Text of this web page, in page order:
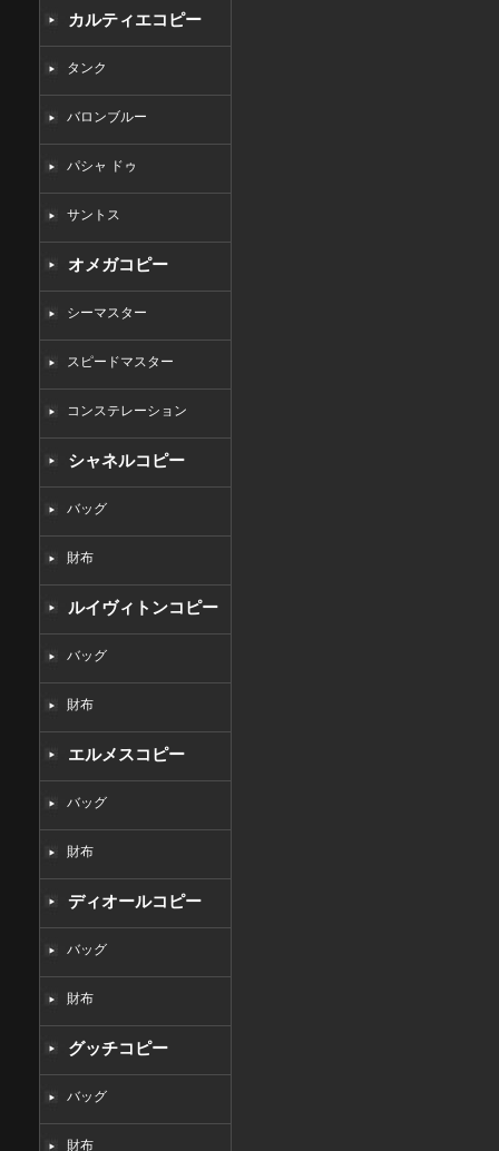
カルティエコピー
タンク
バロンブルー
パシャ ドゥ
サントス
オメガコピー
シーマスター
スピードマスター
コンステレーション
シャネルコピー
バッグ
財布
ルイヴィトンコピー
バッグ
財布
エルメスコピー
バッグ
財布
ディオールコピー
バッグ
財布
グッチコピー
バッグ
財布